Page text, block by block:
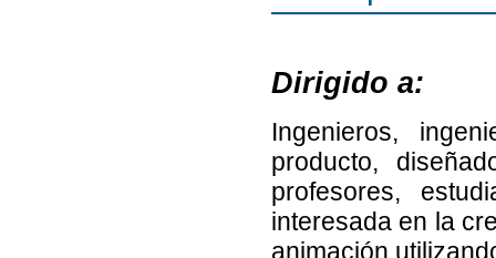
Dirigido a:
Ingenieros,
producto,
profesores,
interesada en la
animación